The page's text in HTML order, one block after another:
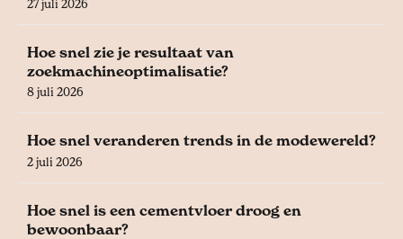
27 juli 2026
Hoe snel zie je resultaat van
zoekmachineoptimalisatie?
8 juli 2026
Hoe snel veranderen trends in de modewereld?
2 juli 2026
Hoe snel is een cementvloer droog en
bewoonbaar?